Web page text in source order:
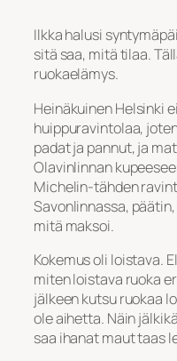
Ilkka halusi
sitä saa, mitä tilaa.
ruokaelämys.
Heinäkuinen Helsinki
huippuravintolaa,
padat ja pannut, ja
Olavinlinnan
Michelin-tähden
Savonlinnassa,
mitä maksoi.
Kokemus oli loistava.
miten loistava ruoka
jälkeen kutsu ruokaa
ole aihetta. Näin
saa ihanat maut taas